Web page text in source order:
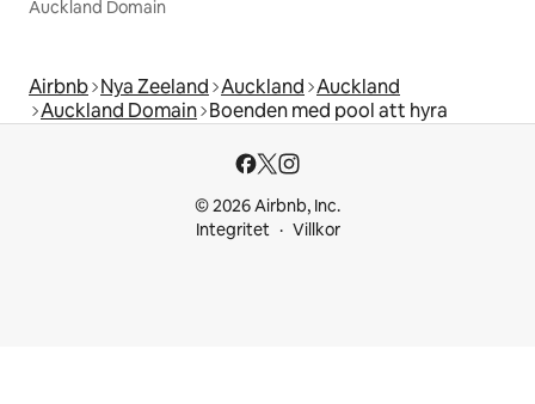
Auckland Domain
Airbnb Nya Zeeland Auckland Auckland
Auckland Domain Boenden med pool att hyra
© 2026 Airbnb, Inc.
Integritet
Villkor